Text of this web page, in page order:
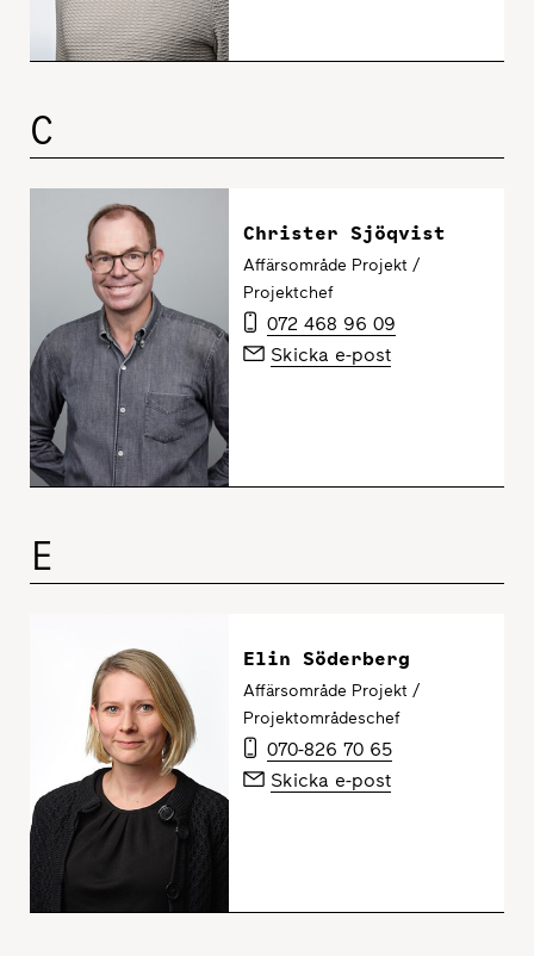
C
Christer Sjöqvist
Affärsområde Projekt /
Projektchef
072 468 96 09
Skicka e-post
E
Elin Söderberg
Affärsområde Projekt /
Projektområdeschef
070-826 70 65
Skicka e-post